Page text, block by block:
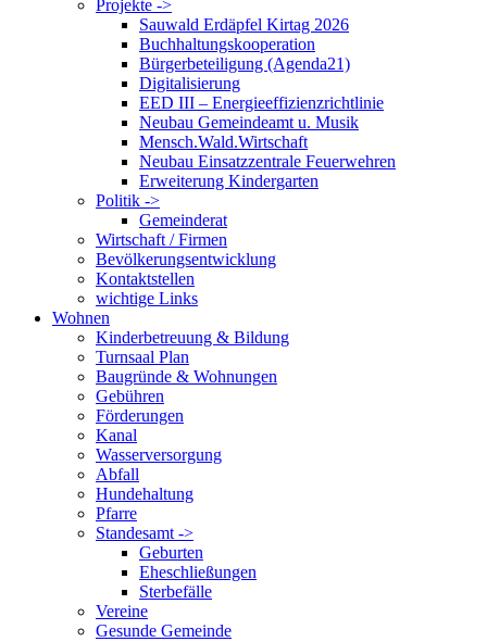
Projekte ->
Sauwald Erdäpfel Kirtag 2026
Buchhaltungskooperation
Bürgerbeteiligung (Agenda21)
Digitalisierung
EED III – Energieeffizienzrichtlinie
Neubau Gemeindeamt u. Musik
Mensch.Wald.Wirtschaft
Neubau Einsatzzentrale Feuerwehren
Erweiterung Kindergarten
Politik ->
Gemeinderat
Wirtschaft / Firmen
Bevölkerungsentwicklung
Kontaktstellen
wichtige Links
Wohnen
Kinderbetreuung & Bildung
Turnsaal Plan
Baugründe & Wohnungen
Gebühren
Förderungen
Kanal
Wasserversorgung
Abfall
Hundehaltung
Pfarre
Standesamt ->
Geburten
Eheschließungen
Sterbefälle
Vereine
Gesunde Gemeinde